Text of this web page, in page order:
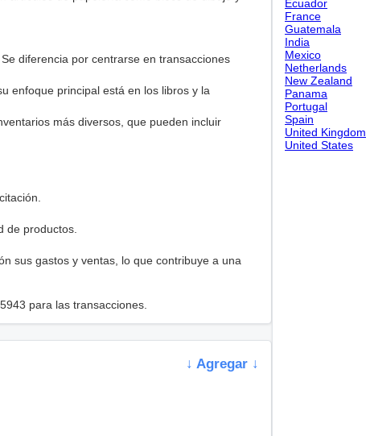
Se diferencia por centrarse en transacciones
enfoque principal está en los libros y la
más diversos, que pueden incluir
de productos.
sus gastos y ventas, lo que contribuye a una
para las transacciones.
↓ Agregar ↓
Ecuador
France
Guatemala
India
Mexico
Netherlands
New Zealand
Panama
Portugal
Spain
United Kingdom
United States